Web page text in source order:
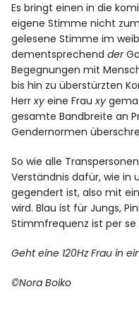
Info
Es bringt einen in die
eigene Stimme nicht
gelesene Stimme im
dementsprechendder
Begegnungen mit
bis hin zu überstürzten
Herrxy eine Frauxy
gesamte Bandbreite an
Gendernormen
So wie alle
Verständnis dafür, wie in
gegendert ist, also mit
wird. Blau ist für Jungs,
Stimmfrequenz ist per
Geht eine 120Hz Frau in
©Nora Boiko